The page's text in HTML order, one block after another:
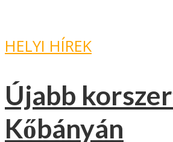
HELYI HÍREK
Újabb
Kőbányán